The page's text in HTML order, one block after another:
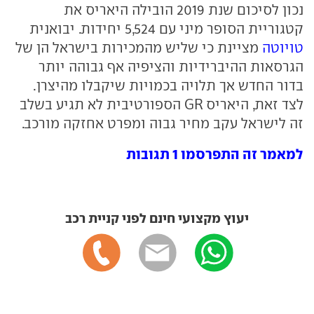
נכון לסיכום שנת 2019 הובילה היאריס את
קטגוריית הסופר מיני עם 5,524 יחידות. יבואנית
טויוטה מציינת כי שליש מהמכירות בישראל הן של
הגרסאות ההיברידיות והציפיה אף גבוהה יותר
בדור החדש אך תלויה בכמויות שיקבלו מהיצרן.
לצד זאת, היאריס GR הספורטיבית לא תגיע בשלב
זה לישראל עקב מחיר גבוה ומפרט אחזקה מורכב.
למאמר זה התפרסמו 1 תגובות
יעוץ מקצועי חינם לפני קניית רכב